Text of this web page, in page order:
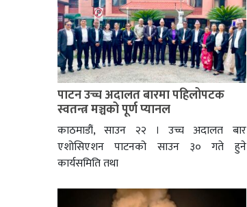
पाटन उच्च अदालत बारमा पहिलोपटक
स्वतन्त्र मञ्चको पूर्ण प्यानल
काठमाडौं, साउन २२ । उच्च अदालत बार
एशोसिएशन पाटनको साउन ३० गते हुने
कार्यसमिति तथा